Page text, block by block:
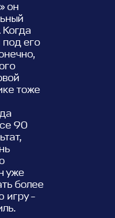
он
Когда
под его
тоже
90
уже
более
игру –